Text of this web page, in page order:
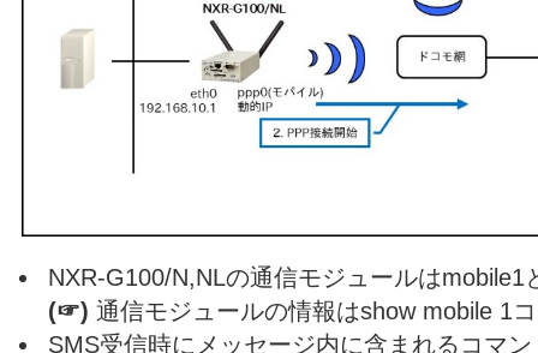
NXR-G100/N,NLの通信モジュールはmobile1
(☞) 通信モジュールの情報はshow mobile 1
SMS受信時にメッセージ内に含まれるコマ